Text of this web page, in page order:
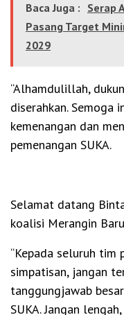
Baca Juga : Serap
Pasang Target
2029
“Alhamdulillah,
diserahkan. Semoga
kemenangan dan
pemenangan SUKA.
Selamat datang
koalisi Merangin
“Kepada seluruh tim
simpatisan, jangan
tanggungjawab
SUKA. Jangan